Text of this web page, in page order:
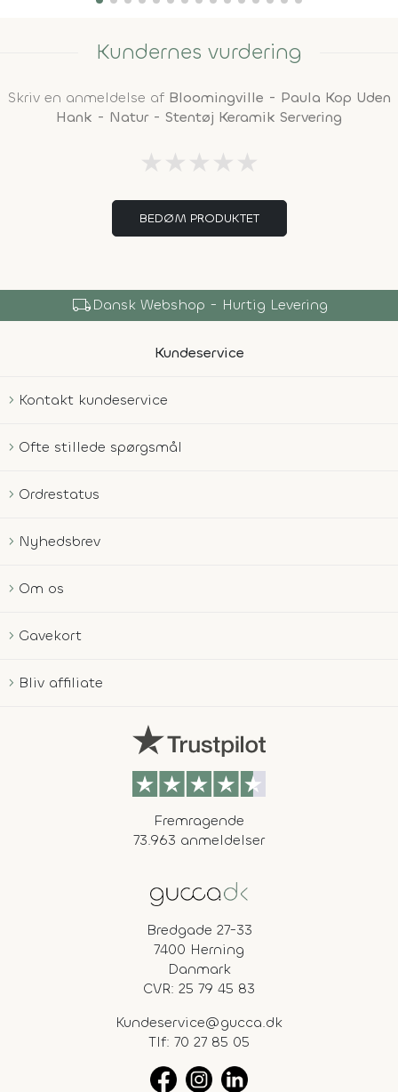
Kundernes vurdering
Skriv en anmeldelse af Bloomingville - Paula Kop Uden
Hank - Natur - Stentøj Keramik Servering
★ ★ ★ ★ ★
BEDØM PRODUKTET
local_shippingDansk Webshop - Hurtig Levering
Kundeservice
Kontakt kundeservice
Ofte stillede spørgsmål
Ordrestatus
Nyhedsbrev
Om os
Gavekort
Bliv affiliate
Fremragende
73.963 anmeldelser
Bredgade 27-33
7400 Herning
Danmark
CVR: 25 79 45 83
Kundeservice@gucca.dk
Tlf: 70 27 85 05